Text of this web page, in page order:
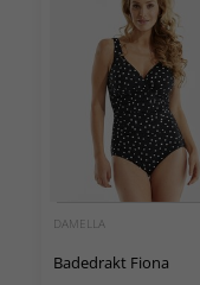
DAMELLA
Badedrakt Fiona